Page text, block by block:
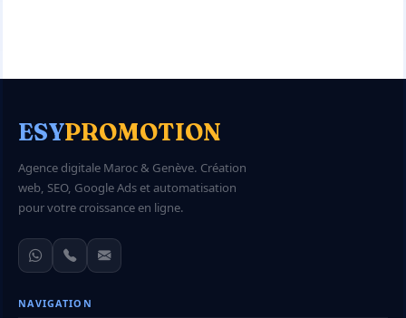
ESYPROMOTION
Agence digitale Maroc & Genève. Création
web, SEO, Google Ads et automatisation
pour votre croissance en ligne.
NAVIGATION